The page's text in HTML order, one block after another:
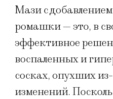
Мази с
ромашки — это, в
эффективное
воспаленных и
сосках, опухших
изменений.